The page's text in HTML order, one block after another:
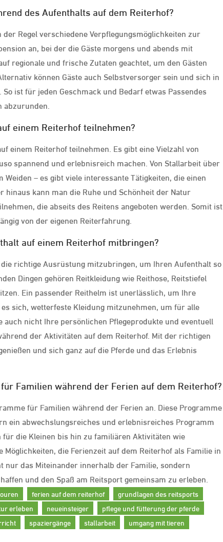
des Aufenthalts auf dem Reiterhof?
Regel verschiedene Verpflegungsmöglichkeiten zur
an, bei der die Gäste morgens und abends mit
regionale und frische Zutaten geachtet, um den Gästen
können Gäste auch Selbstversorger sein und sich in
ist für jeden Geschmack und Bedarf etwas Passendes
einem Reiterhof teilnehmen?
einem Reiterhof teilnehmen. Es gibt eine Vielzahl von
spannend und erlebnisreich machen. Von Stallarbeit über
– es gibt viele interessante Tätigkeiten, die einen
kann man die Ruhe und Schönheit der Natur
die abseits des Reitens angeboten werden. Somit ist
von der eigenen Reiterfahrung.
auf einem Reiterhof mitbringen?
richtige Ausrüstung mitzubringen, um Ihren Aufenthalt so
Dingen gehören Reitkleidung wie Reithose, Reitstiefel
Ein passender Reithelm ist unerlässlich, um Ihre
sich, wetterfeste Kleidung mitzunehmen, um für alle
nicht Ihre persönlichen Pflegeprodukte und eventuell
der Aktivitäten auf dem Reiterhof. Mit der richtigen
und sich ganz auf die Pferde und das Erlebnis
Familien während der Ferien auf dem Reiterhof?
für Familien während der Ferien an. Diese Programme
ein abwechslungsreiches und erlebnisreiches Programm
die Kleinen bis hin zu familiären Aktivitäten wie
die Ferienzeit auf dem Reiterhof als Familie in
nur das Miteinander innerhalb der Familie, sondern
und den Spaß am Reitsport gemeinsam zu erleben.
ferien auf dem reiterhof
grundlagen des reitsports
erleben neueinsteiger
pflege und fütterung der pferde
spaziergänge stallarbeit
umgang mit tieren